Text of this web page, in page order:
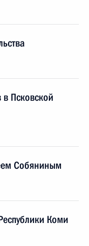
Псковской
Собяниным
Коми